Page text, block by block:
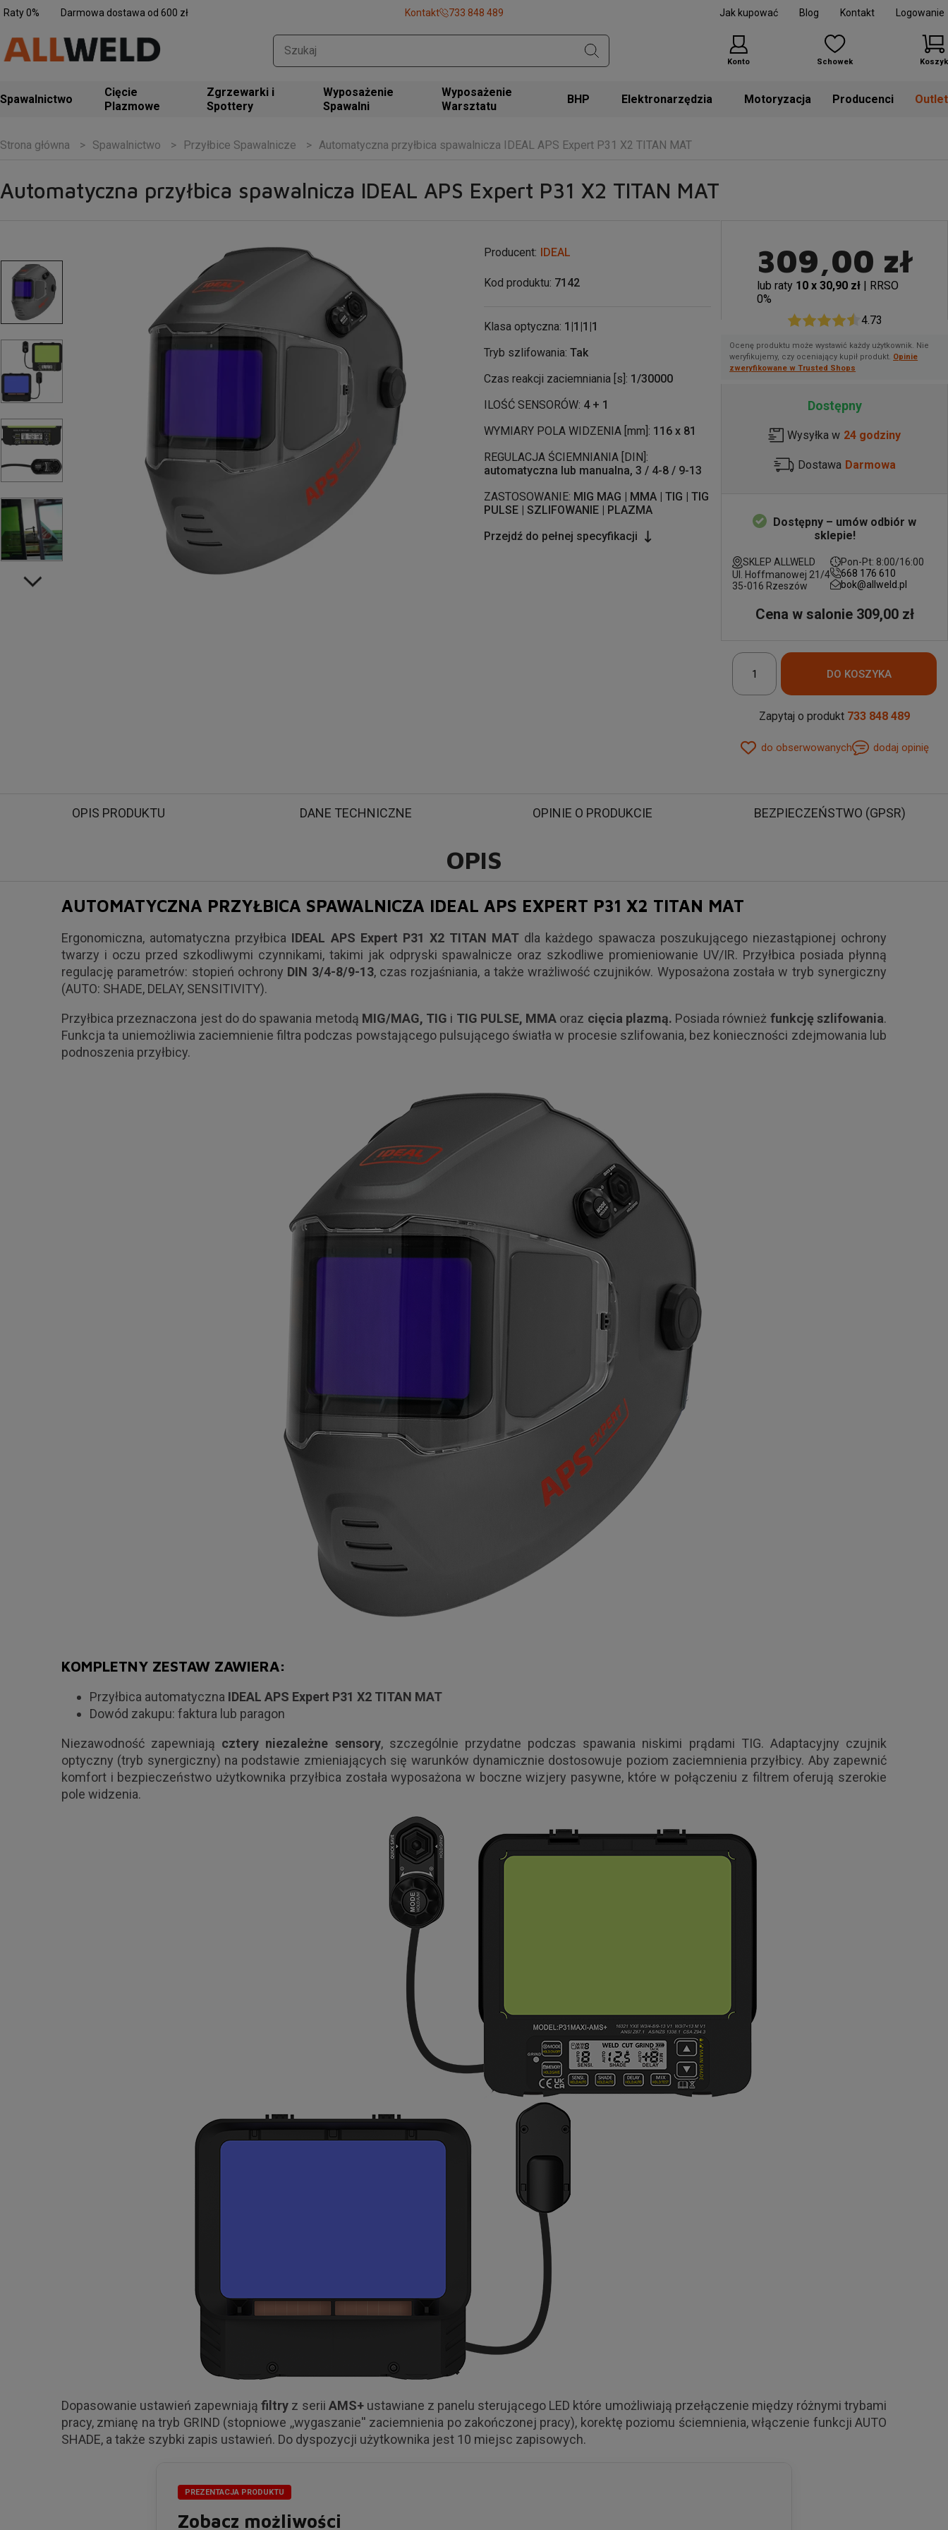
Raty 0% Darmowa dostawa od 600 zł Kontakt 733 848 489 Jak kupować Blog Kontakt Logowanie
Konto Schowek Koszyk
Spawalnictwo
Zgrzewarki i
Spottery
Wyposażenie
Spawalni
Wyposażenie
Warsztatu
BHP Motoryzacja Producenci Outlet
Strona główna Spawalnictwo Przyłbice Spawalnicze Automatyczna przyłbica spawalnicza IDEAL APS Expert P31 X2 TITAN MAT
Automatyczna przyłbica spawalnicza IDEAL APS Expert P31 X2 TITAN MAT
Producent: IDEAL
Kod produktu: 7142
Klasa optyczna: 1|1|1|1
Tryb szlifowania: Tak
Czas reakcji zaciemniania [s]: 1/30000
ILOŚĆ SENSORÓW: 4 + 1
WYMIARY POLA WIDZENIA [mm]: 116 x 81
REGULACJA ŚCIEMNIANIA [DIN]:
automatyczna lub manualna, 3 / 4-8 / 9-13
ZASTOSOWANIE: MIG MAG | MMA | TIG | TIG
PULSE | SZLIFOWANIE | PLAZMA
Przejdź do pełnej specyfikacji
309,00 zł
lub raty 10 x 30,90 zł | RRSO
0%
4.73
Ocenę produktu może wystawić każdy użytkownik. Nie
weryfikujemy, czy oceniający kupił produkt. Opinie
zweryfikowane w Trusted Shops
Dostępny
Wysyłka w 24 godziny
Dostawa Darmowa
Dostępny – umów odbiór w
sklepie!
SKLEP ALLWELD
Ul. Hoffmanowej 21/4
35-016 Rzeszów
Pon-Pt: 8:00/16:00
668 176 610
bok@allweld.pl
Cena w salonie 309,00 zł
Zapytaj o produkt 733 848 489
do obserwowanych dodaj opinię
OPIS PRODUKTU DANE TECHNICZNE OPINIE O PRODUKCIE BEZPIECZEŃSTWO (GPSR)
OPIS
AUTOMATYCZNA PRZYŁBICA SPAWALNICZA IDEAL APS EXPERT P31 X2 TITAN MAT
Ergonomiczna, automatyczna przyłbica IDEAL APS Expert P31 X2 TITAN MAT dla każdego spawacza poszukującego niezastąpionej ochrony
twarzy i oczu przed szkodliwymi czynnikami, takimi jak odpryski spawalnicze oraz szkodliwe promieniowanie UV/IR. Przyłbica posiada płynną
regulację parametrów: stopień ochrony DIN 3/4-8/9-13, czas rozjaśniania, a także wrażliwość czujników. Wyposażona została w tryb synergiczny
(AUTO: SHADE, DELAY, SENSITIVITY).
Przyłbica przeznaczona jest do do spawania metodą MIG/MAG, TIG i TIG PULSE, MMA oraz cięcia plazmą. Posiada również funkcję szlifowania.
Funkcja ta uniemożliwia zaciemnienie filtra podczas powstającego pulsującego światła w procesie szlifowania, bez konieczności zdejmowania lub
podnoszenia przyłbicy.
KOMPLETNY ZESTAW ZAWIERA:
Przyłbica automatyczna IDEAL APS Expert P31 X2 TITAN MAT
Dowód zakupu: faktura lub paragon
Niezawodność zapewniają cztery niezależne sensory, szczególnie przydatne podczas spawania niskimi prądami TIG. Adaptacyjny czujnik
optyczny (tryb synergiczny) na podstawie zmieniających się warunków dynamicznie dostosowuje poziom zaciemnienia przyłbicy. Aby zapewnić
komfort i bezpieczeństwo użytkownika przyłbica została wyposażona w boczne wizjery pasywne, które w połączeniu z filtrem oferują szerokie
pole widzenia.
Dopasowanie ustawień zapewniająfiltry z serii AMS+ustawiane z panelu sterującego LED które umożliwiają przełączenie między różnymi trybami
pracy, zmianę na tryb GRIND (stopniowe ,,wygaszanie'' zaciemnienia po zakończonej pracy), korektę poziomu ściemnienia, włączenie funkcji AUTO
SHADE, a także szybki zapis ustawień. Do dyspozycji użytkownika jest 10 miejsc zapisowych.
PREZENTACJA PRODUKTU
Zobacz możliwości